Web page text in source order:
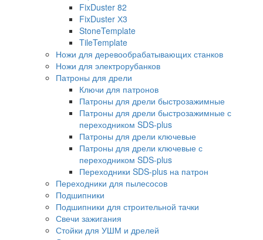
FixDuster 82
FixDuster Х3
StoneTemplate
TileTemplate
Ножи для деревообрабатывающих станков
Ножи для электрорубанков
Патроны для дрели
Ключи для патронов
Патроны для дрели быстрозажимные
Патроны для дрели быстрозажимные с
переходником SDS-plus
Патроны для дрели ключевые
Патроны для дрели ключевые с
переходником SDS-plus
Переходники SDS-plus на патрон
Переходники для пылесосов
Подшипники
Подшипники для строительной тачки
Свечи зажигания
Стойки для УШМ и дрелей